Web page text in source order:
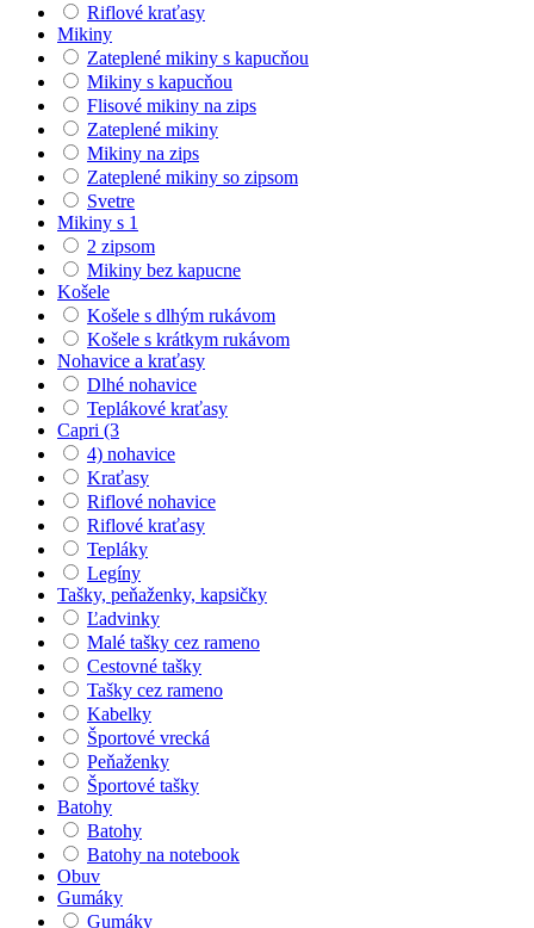
Riflové kraťasy
Mikiny
Zateplené mikiny s kapucňou
Mikiny s kapucňou
Flisové mikiny na zips
Zateplené mikiny
Mikiny na zips
Zateplené mikiny so zipsom
Svetre
Mikiny s 1
2 zipsom
Mikiny bez kapucne
Košele
Košele s dlhým rukávom
Košele s krátkym rukávom
Nohavice a kraťasy
Dlhé nohavice
Teplákové kraťasy
Capri (3
4) nohavice
Kraťasy
Riflové nohavice
Riflové kraťasy
Tepláky
Legíny
Tašky, peňaženky, kapsičky
Ľadvinky
Malé tašky cez rameno
Cestovné tašky
Tašky cez rameno
Kabelky
Športové vrecká
Peňaženky
Športové tašky
Batohy
Batohy
Batohy na notebook
Obuv
Gumáky
Gumáky